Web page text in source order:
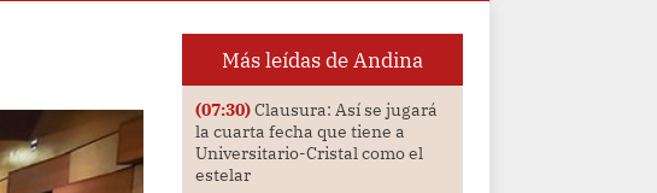
Más leídas de Andina
(07:30)Clausura: Así se jugará
la cuarta fecha que tiene a
Universitario-Cristal como el
estelar